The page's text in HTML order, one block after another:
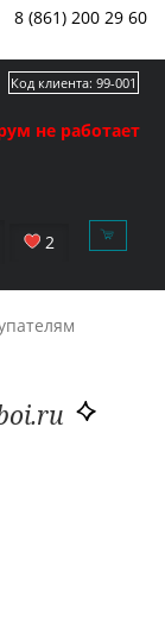
8 (861) 200 29 60
не работает
2
Код клиента: 99-001